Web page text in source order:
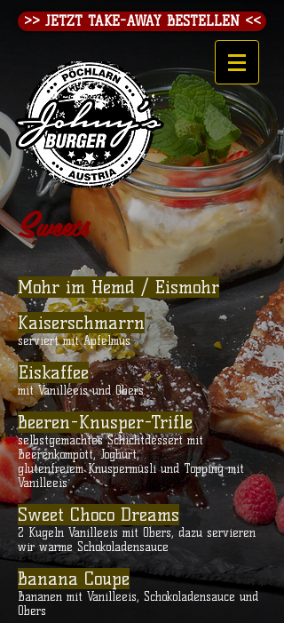
>> JETZT TAKE-AWAY BESTELLEN <<
Sweets
Mohr im Hemd / Eismohr
​Kaiserschmarrn
serviert mit Apfelmus
Eiskaffee
mit Vanilleeis und Obers
Beeren-Knusper-Trifle
selbstgemachtes Schichtdessert mit
Beerenkompott, Joghurt,
glutenfreiem Knuspermüsli und Topping mit
Vanilleeis
Sweet Choco Dreams
2 Kugeln Vanilleeis mit Obers, dazu servieren
wir warme Schokoladensauce
Banana Coupe
Bananen mit Vanilleeis, Schokoladensauce und
Obers